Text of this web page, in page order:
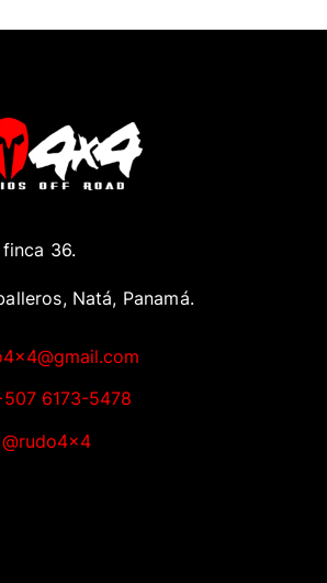
36.
Natá, Panamá.
6173-5478
@rudo4x4